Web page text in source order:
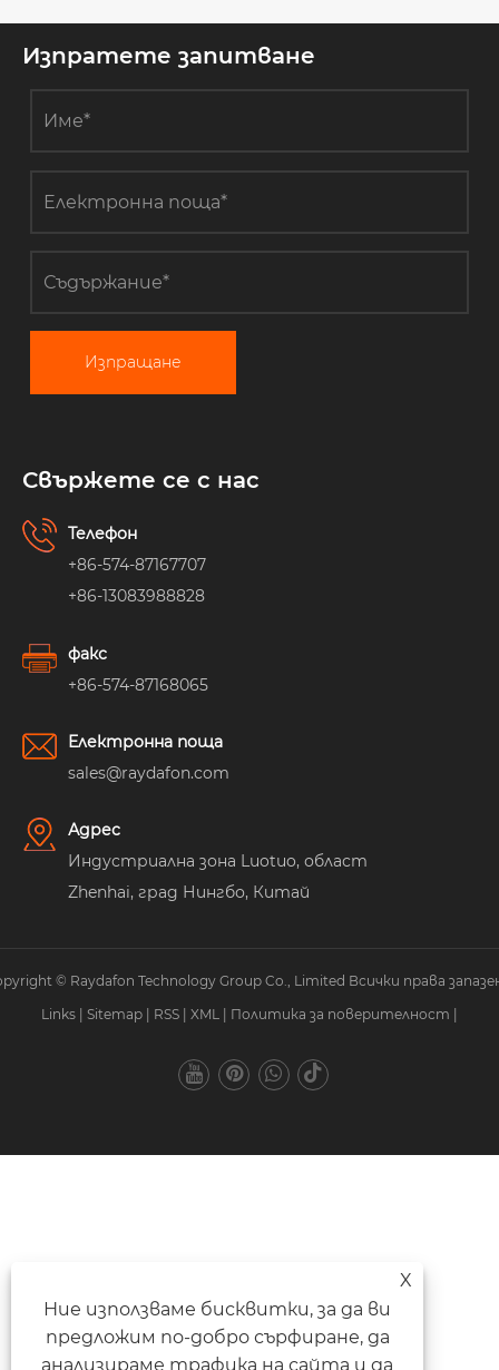
Изпратете запитване
Изпращане
Свържете се с нас
Телефон
+86-574-87167707
+86-13083988828
факс
+86-574-87168065
Електронна поща
sales@raydafon.com
Адрес
Индустриална зона Luotuo, област
Zhenhai, град Нингбо, Китай
© Raydafon Technology Group Co., Limited Всички права
Links
Sitemap RSS XML Политика за поверителност
X
Ние използваме бисквитки, за да ви
предложим по-добро сърфиране, да
анализираме трафика на сайта и да